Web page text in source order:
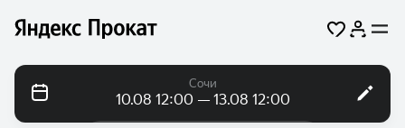
Сочи
10.08 12:00 — 13.08 12:00